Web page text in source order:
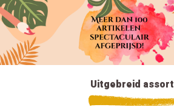
Uitgebreid